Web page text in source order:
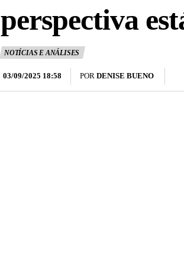
perspectiva
NOTÍCIAS E ANÁLISES
03/09/2025 18:58 POR DENISE BUENO